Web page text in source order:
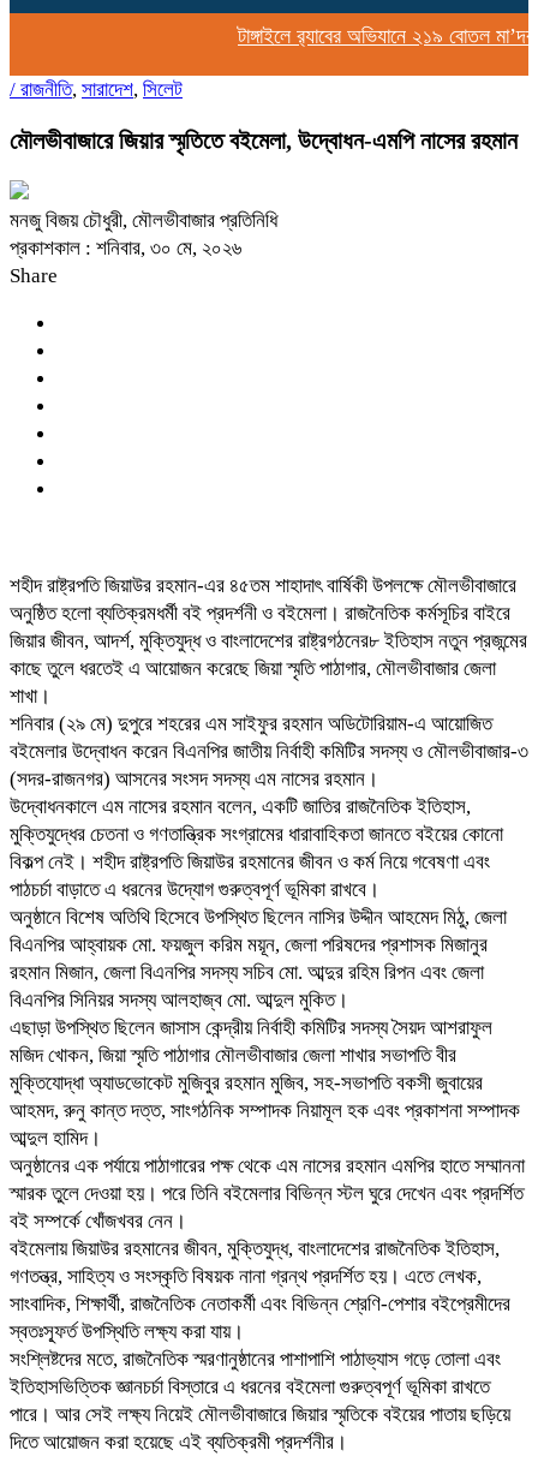
টাঙ্গাইলে র‍্যাবের অভিযানে ২১৯ বোতল
/ রাজনীতি, সারাদেশ, সিলেট
মৌলভীবাজারে জিয়ার স্মৃতিতে বইমেলা, উদ্বোধন-এমপি নাসের রহমান
মনজু বিজয় চৌধুরী, মৌলভীবাজার প্রতিনিধি
প্রকাশকাল : শনিবার, ৩০ মে, ২০২৬
Share
শহীদ রাষ্ট্রপতি জিয়াউর রহমান-এর ৪৫তম শাহাদাৎ বার্ষিকী উপলক্ষে মৌলভীবাজারে
অনুষ্ঠিত হলো ব্যতিক্রমধর্মী বই প্রদর্শনী ও বইমেলা। রাজনৈতিক কর্মসূচির বাইরে
জিয়ার জীবন, আদর্শ, মুক্তিযুদ্ধ ও বাংলাদেশের রাষ্ট্রগঠনের৮ ইতিহাস নতুন প্রজন্মের
কাছে তুলে ধরতেই এ আয়োজন করেছে জিয়া স্মৃতি পাঠাগার, মৌলভীবাজার জেলা
শাখা।
শনিবার (২৯ মে) দুপুরে শহরের এম সাইফুর রহমান অডিটোরিয়াম-এ আয়োজিত
বইমেলার উদ্বোধন করেন বিএনপির জাতীয় নির্বাহী কমিটির সদস্য ও মৌলভীবাজার-৩
(সদর-রাজনগর) আসনের সংসদ সদস্য এম নাসের রহমান।
উদ্বোধনকালে এম নাসের রহমান বলেন, একটি জাতির রাজনৈতিক ইতিহাস,
মুক্তিযুদ্ধের চেতনা ও গণতান্ত্রিক সংগ্রামের ধারাবাহিকতা জানতে বইয়ের কোনো
বিকল্প নেই। শহীদ রাষ্ট্রপতি জিয়াউর রহমানের জীবন ও কর্ম নিয়ে গবেষণা এবং
পাঠচর্চা বাড়াতে এ ধরনের উদ্যোগ গুরুত্বপূর্ণ ভূমিকা রাখবে।
অনুষ্ঠানে বিশেষ অতিথি হিসেবে উপস্থিত ছিলেন নাসির উদ্দীন আহমেদ মিঠু, জেলা
বিএনপির আহ্বায়ক মো. ফয়জুল করিম ময়ূন, জেলা পরিষদের প্রশাসক মিজানুর
রহমান মিজান, জেলা বিএনপির সদস্য সচিব মো. আব্দুর রহিম রিপন এবং জেলা
বিএনপির সিনিয়র সদস্য আলহাজ্ব মো. আব্দুল মুকিত।
এছাড়া উপস্থিত ছিলেন জাসাস কেন্দ্রীয় নির্বাহী কমিটির সদস্য সৈয়দ আশরাফুল
মজিদ খোকন, জিয়া স্মৃতি পাঠাগার মৌলভীবাজার জেলা শাখার সভাপতি বীর
মুক্তিযোদ্ধা অ্যাডভোকেট মুজিবুর রহমান মুজিব, সহ-সভাপতি বকসী জুবায়ের
আহমদ, রুনু কান্ত দত্ত, সাংগঠনিক সম্পাদক নিয়ামূল হক এবং প্রকাশনা সম্পাদক
আব্দুল হামিদ।
অনুষ্ঠানের এক পর্যায়ে পাঠাগারের পক্ষ থেকে এম নাসের রহমান এমপির হাতে সম্মাননা
স্মারক তুলে দেওয়া হয়। পরে তিনি বইমেলার বিভিন্ন স্টল ঘুরে দেখেন এবং প্রদর্শিত
বই সম্পর্কে খোঁজখবর নেন।
বইমেলায় জিয়াউর রহমানের জীবন, মুক্তিযুদ্ধ, বাংলাদেশের রাজনৈতিক ইতিহাস,
গণতন্ত্র, সাহিত্য ও সংস্কৃতি বিষয়ক নানা গ্রন্থ প্রদর্শিত হয়। এতে লেখক,
সাংবাদিক, শিক্ষার্থী, রাজনৈতিক নেতাকর্মী এবং বিভিন্ন শ্রেণি-পেশার বইপ্রেমীদের
স্বতঃস্ফূর্ত উপস্থিতি লক্ষ্য করা যায়।
সংশ্লিষ্টদের মতে, রাজনৈতিক স্মরণানুষ্ঠানের পাশাপাশি পাঠাভ্যাস গড়ে তোলা এবং
ইতিহাসভিত্তিক জ্ঞানচর্চা বিস্তারে এ ধরনের বইমেলা গুরুত্বপূর্ণ ভূমিকা রাখতে
পারে। আর সেই লক্ষ্য নিয়েই মৌলভীবাজারে জিয়ার স্মৃতিকে বইয়ের পাতায় ছড়িয়ে
দিতে আয়োজন করা হয়েছে এই ব্যতিক্রমী প্রদর্শনীর।